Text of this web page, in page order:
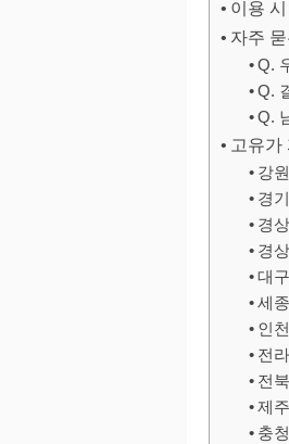
이용
자주
Q.
Q.
Q.
고유가
강
경
경
경
대
세
인
전
전
제
충